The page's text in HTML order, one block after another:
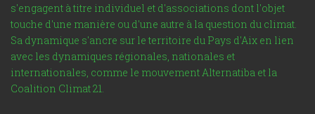
s'engagent à titre individuel et d'associations dont l'objet
touche d'une manière ou d'une autre à la question du climat.
Sa dynamique s'ancre sur le territoire du Pays d'Aix en lien
avec les dynamiques régionales, nationales et
internationales, comme le mouvement Alternatiba et la
Coalition Climat 21.